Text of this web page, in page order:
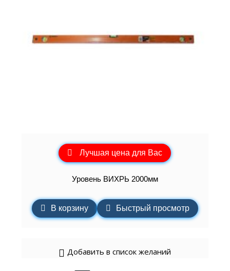
Лучшая цена для Вас
Уровень ВИХРЬ 2000мм
В корзину Быстрый просмотр
Добавить в список желаний